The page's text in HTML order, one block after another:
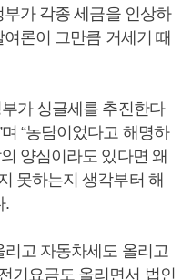
가 각종 세금을 인상하
론이 그만큼 거세기 때
가 싱글세를 추진한다
“농담이었다고 해명하
양심이라도 있다면 왜
못하는지 생각부터 해
.
리고 자동차세도 올리고
기요금도 올리면서 법인